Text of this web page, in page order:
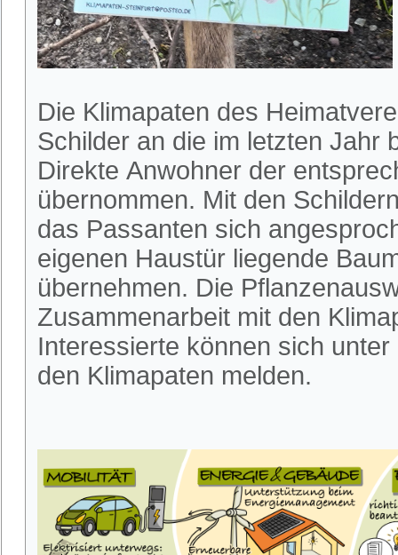
Die Klimapaten des
Schilder an die im letzten Jahr
Direkte Anwohner der
übernommen. Mit den
das Passanten sich
eigenen Haustür liegende
übernehmen. Die
Zusammenarbeit mit den
Interessierte können sich
den Klimapaten melden.